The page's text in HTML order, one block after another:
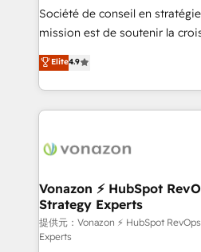
optimisation - Intégrations
e-commerce) - Formation &
et grandes entreprises en
dans des secteurs variés :
Société de conseil en
mission est de soutenir la
B2B à travers l’acquisition de
l'intégration CRM et le
auprès de vos comptes existants. En
l'international, nous travaillons
delà d’une simple
➤ L’intégration de CRM et de
pour aligner les équipes
support client (data migration,
audit et maintenance) ➤ La création de sites internet
Elite4.9
Vonazon ⚡ HubSpot
Strategy Experts
提供元：Vonazon ⚡ HubSpot
Experts